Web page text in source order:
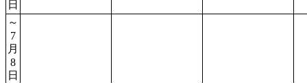
日
～
7
月
8
日